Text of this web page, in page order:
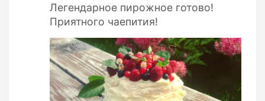
Легендарное пирожное готово!
Приятного чаепития!